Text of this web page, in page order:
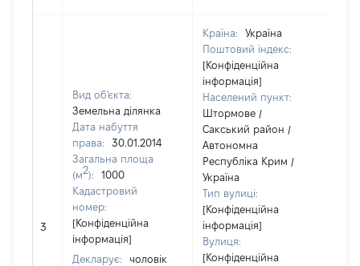
3
Вид об'єкта:
Земельна ділянка
Дата набуття
права:
30.01.2014
Загальна площа
(м2):
1000
Кадастровий
номер:
[Конфіденційна
інформація]
Декларує:
чоловік
Країна:
Україна
Поштовий індекс:
[Конфіденційна
інформація]
Населений пункт:
Штормове /
Сакський район /
Автономна
Республіка Крим /
Україна
Тип вулиці:
[Конфіденційна
інформація]
Вулиця:
[Конфіденційна